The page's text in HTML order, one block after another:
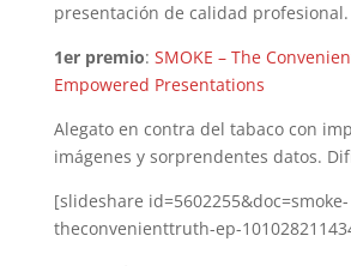
presentación de calidad profesional.
1er premio: SMOKE – The
Empowered Presentations
Alegato en contra del tabaco con
imágenes y sorprendentes datos.
[slideshare id=5602255&doc=smoke-
theconvenienttruth-ep-